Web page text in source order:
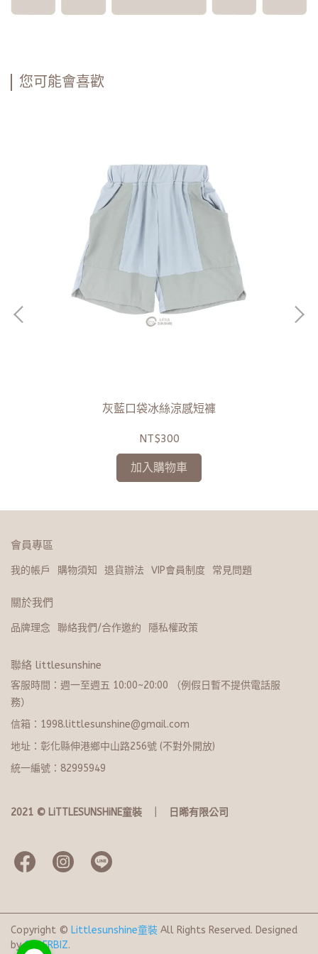
您可能會喜歡
灰藍口袋冰絲涼感短褲
NT$300
加入購物車
會員專區
我的帳戶 購物須知 退貨辦法 VIP會員制度 常見問題
關於我們
品牌理念 聯絡我們/合作邀約 隱私權政策
聯絡 littlesunshine
客服時間：週一至週五 10:00~20:​0​0 （例假日暫不提供電話服
務）
信箱：1998.littlesunshine@gmail.com
地址：彰化縣伸港鄉中山路256號 (不對外開放)
統一編號：82995949
2021 © LiTTLESUNSHiNE童裝   ｜   日晞有限公司
Copyright © Littlesunshine童裝 All Rights Reserved. Designed
byCYBERBIZ.